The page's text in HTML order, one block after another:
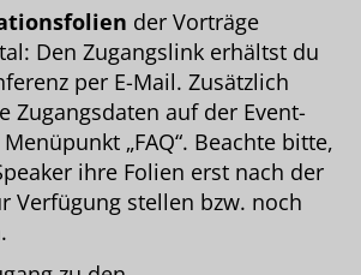
der Vorträge
Den Zugangslink erhältst du
per E-Mail. Zusätzlich
Zugangsdaten auf der Event-
„FAQ“. Beachte bitte,
ihre Folien erst nach der
Verfügung stellen bzw. noch